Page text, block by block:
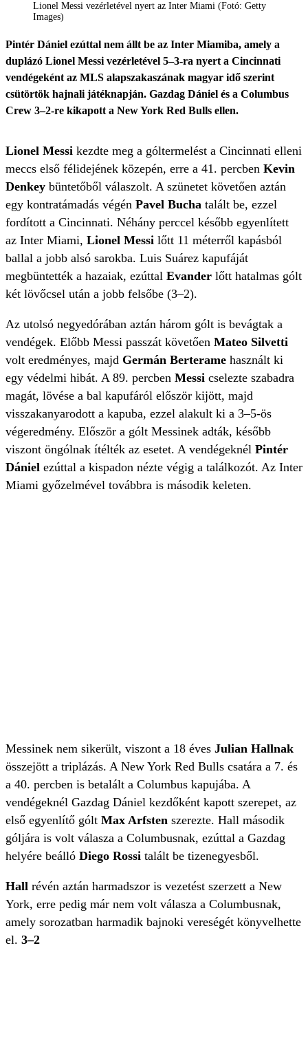
Lionel Messi vezérletével nyert az Inter Miami (Fotó: Getty
Images)
Pintér Dániel ezúttal nem állt be az Inter Miamiba, amely a
duplázó Lionel Messi vezérletével 5–3-ra nyert a Cincinnati
vendégeként az MLS alapszakaszának magyar idő szerint
csütörtök hajnali játéknapján. Gazdag Dániel és a Columbus
Crew 3–2-re kikapott a New York Red Bulls ellen.
Lionel Messi kezdte meg a góltermelést a Cincinnati elleni
meccs első félidejének közepén, erre a 41. percben Kevin
Denkey büntetőből válaszolt. A szünetet követően aztán
egy kontratámadás végén Pavel Bucha talált be, ezzel
fordított a Cincinnati. Néhány perccel később egyenlített
az Inter Miami, Lionel Messi lőtt 11 méterről kapásból
ballal a jobb alsó sarokba. Luis Suárez kapufáját
megbüntették a hazaiak, ezúttal Evander lőtt hatalmas gólt
két lövőcsel után a jobb felsőbe (3–2).
Az utolsó negyedórában aztán három gólt is bevágtak a
vendégek. Előbb Messi passzát követően Mateo Silvetti
volt eredményes, majd Germán Berterame használt ki
egy védelmi hibát. A 89. percben Messi cselezte szabadra
magát, lövése a bal kapufáról először kijött, majd
visszakanyarodott a kapuba, ezzel alakult ki a 3–5-ös
végeredmény. Először a gólt Messinek adták, később
viszont öngólnak ítélték az esetet. A vendégeknél Pintér
Dániel ezúttal a kispadon nézte végig a találkozót. Az Inter
Miami győzelmével továbbra is második keleten.
Messinek nem sikerült, viszont a 18 éves Julian Hallnak
összejött a triplázás. A New York Red Bulls csatára a 7. és
a 40. percben is betalált a Columbus kapujába. A
vendégeknél Gazdag Dániel kezdőként kapott szerepet, az
első egyenlítő gólt Max Arfsten szerezte. Hall második
góljára is volt válasza a Columbusnak, ezúttal a Gazdag
helyére beálló Diego Rossi talált be tizenegyesből.
Hall révén aztán harmadszor is vezetést szerzett a New
York, erre pedig már nem volt válasza a Columbusnak,
amely sorozatban harmadik bajnoki vereségét könyvelhette
el. 3–2